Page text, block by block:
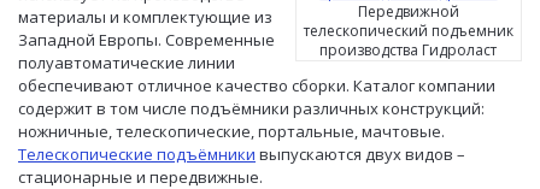
Передвижной
телескопический подъемник
производства Гидроласт
материалы и комплектующие из
Западной Европы. Современные
полуавтоматические линии
обеспечивают отличное качество сборки. Каталог компании
содержит в том числе подъёмники различных конструкций:
ножничные, телескопические, портальные, мачтовые.
Телескопические подъёмники выпускаются двух видов –
стационарные и передвижные.